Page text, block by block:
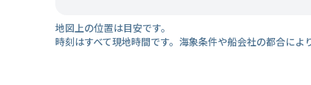
地図上の位置は目安です。
時刻はすべて現地時間です。海象条件や船会社の都合によ